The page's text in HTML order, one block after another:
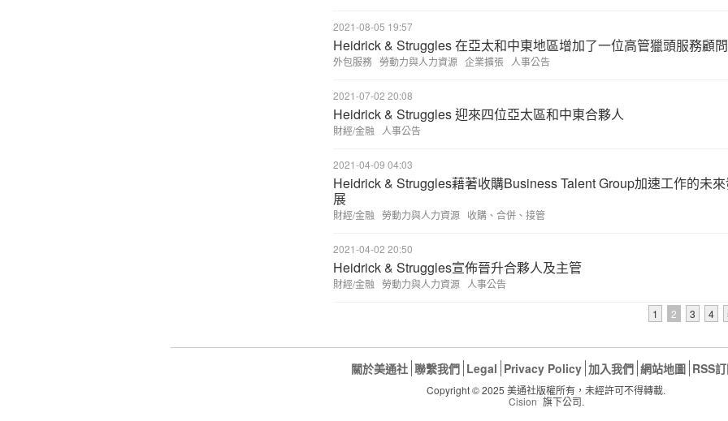
2021-08-05 19:57
Heidrick & Struggles 在亞太和中東地區增加了一位高管獵頭服務顧問
外包服務 勞動力與人力資源 企業擴張 人事公告
2021-07-02 20:08
Heidrick & Struggles 迎來四位亞太區和中東合夥人
財經/金融 人事公告
2021-04-09 04:03
Heidrick & Struggles藉著收購Business Talent Group加速工作的未
展
財經/金融 勞動力與人力資源 收購、合併、接管
2021-04-02 20:50
Heidrick & Struggles宣佈晉升合夥人及主管
財經/金融 勞動力與人力資源 人事公告
1 2 3 4
關於美通社 聯繫我們 Legal Privacy Policy 加入我們 網站地圖 RSS
Copyright © 2025 美通社版權所有，未經許可不得轉載.
Cision 旗下公司.